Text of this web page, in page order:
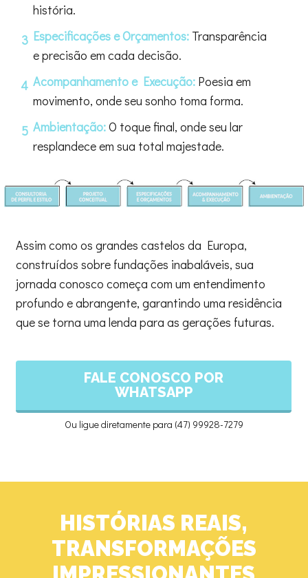
história.
3 Especificações e Orçamentos: Transparência
e precisão em cada decisão.
4 Acompanhamento e Execução: Poesia em
movimento, onde seu sonho toma forma.
5 Ambientação:O toque final, onde seu lar
resplandece em sua total majestade.
Assim como os grandes castelos da Europa,
construídos sobre fundações inabaláveis, sua
jornada conosco começa com um entendimento
profundo e abrangente, garantindo uma residência
que se torna uma lenda para as gerações futuras.
FALE CONOSCO POR
WHATSAPP
Ou ligue diretamente para (47) 99928-7279
HISTÓRIAS REAIS,
TRANSFORMAÇÕES